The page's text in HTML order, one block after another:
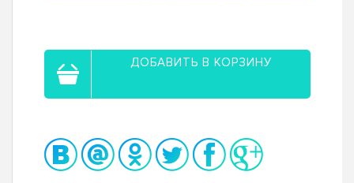
ДОБАВИТЬ В КОРЗИНУ